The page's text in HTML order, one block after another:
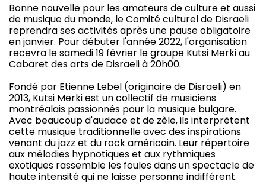
Bonne nouvelle pour les amateurs de culture et aussi
de musique du monde, le Comité culturel de Disraeli
reprendra ses activités après une pause obligatoire
en janvier. Pour débuter l'année 2022, l'organisation
recevra le samedi 19 février le groupe Kutsi Merki au
Cabaret des arts de Disraeli à 20h00.
Fondé par Etienne Lebel (originaire de Disraeli) en
2013, Kutsi Merki est un collectif de musiciens
montréalais passionnés pour la musique bulgare.
Avec beaucoup d'audace et de zèle, ils interprètent
cette musique traditionnelle avec des inspirations
venant du jazz et du rock américain. Leur répertoire
aux mélodies hypnotiques et aux rythmiques
exotiques rassemble les foules dans un spectacle de
haute intensité qui ne laisse personne indifférent.